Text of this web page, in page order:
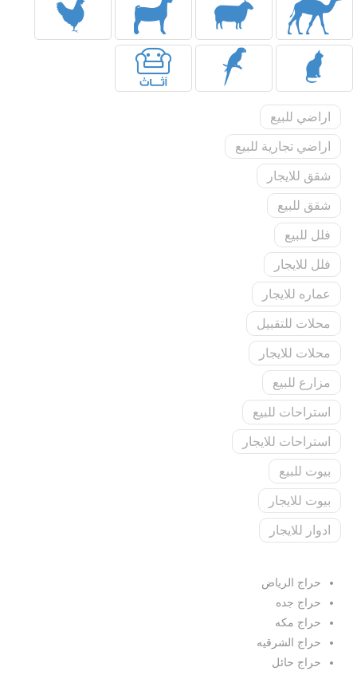
اراضي للبيع
اراضي تجارية للبيع
شقق للايجار
شقق للبيع
فلل للبيع
فلل للايجار
عماره للايجار
محلات للتقبيل
محلات للايجار
مزارع للبيع
استراحات للبيع
استراحات للايجار
بيوت للبيع
بيوت للايجار
ادوار للايجار
حراج الرياض
حراج جده
حراج مكه
حراج الشرقيه
حراج حائل